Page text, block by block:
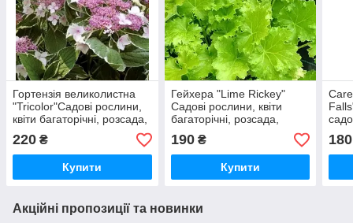
Гортензія великолистна
"Tricolor"Садові рослини,
квіти багаторічні, розсада,
саджанці, трави
220 ₴
Купити
Гейхера "Lime Rickey"
Садові рослини, квіти
багаторічні, розсада,
саджанці, трави.
190₴
Купити
саду
180
Акційні пропозиції та новинки